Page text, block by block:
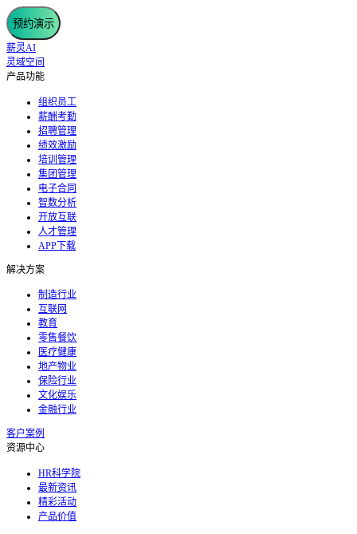
预约演示
薪灵AI
灵域空间
产品功能
组织员工
薪酬考勤
招聘管理
绩效激励
培训管理
集团管理
电子合同
智数分析
开放互联
人才管理
APP下载
解决方案
制造行业
互联网
教育
零售餐饮
医疗健康
地产物业
保险行业
文化娱乐
金融行业
客户案例
资源中心
HR科学院
最新资讯
精彩活动
产品价值